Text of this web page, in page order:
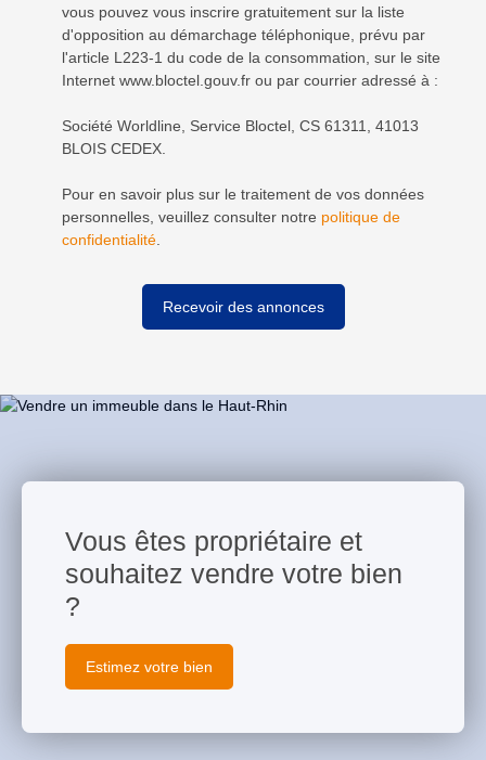
vous pouvez vous inscrire gratuitement sur la liste
d'opposition au démarchage téléphonique, prévu par
l'article L223-1 du code de la consommation, sur le site
Internet www.bloctel.gouv.fr ou par courrier adressé à :
Société Worldline, Service Bloctel, CS 61311, 41013
BLOIS CEDEX.
Pour en savoir plus sur le traitement de vos données
personnelles, veuillez consulter notre politique de
confidentialité.
Recevoir des annonces
Vous êtes propriétaire et
souhaitez vendre votre bien
?
Estimez votre bien